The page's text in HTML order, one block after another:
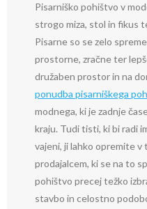
Pisarniško pohištvo v
strogo miza, stol in fikus
Pisarne so se zelo
prostorne, zračne ter
družaben prostor in na
ponudba pisarniškega
modnega, ki je zadnje
kraju. Tudi tisti, ki bi radi
vajeni, ji lahko opremite
prodajalcem, ki se na to
pohištvo precej težko
stavbo in celostno